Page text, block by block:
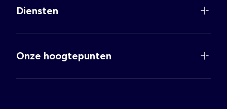
Diensten
Onze hoogtepunten